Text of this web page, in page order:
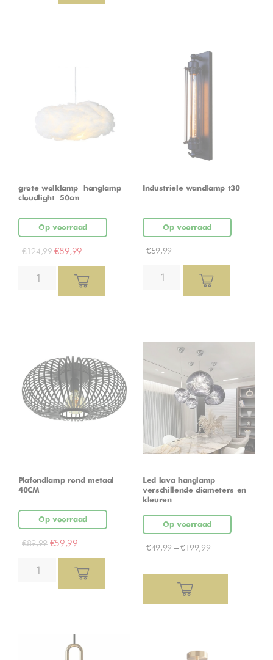
grote wolklamp – hanglamp –
cloudlight – 50cm
Op voorraad
€124,99 €89,99
Industriele wandlamp t30
Op voorraad
€59,99
Plafondlamp rond metaal
40CM
Op voorraad
€89,99 €59,99
Led lava hanglamp –
verschillende diameters en
kleuren
Op voorraad
€49,99 –€199,99